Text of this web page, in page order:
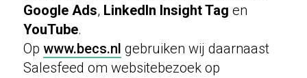
Google Ads, LinkedIn Insight Tag en
YouTube.
Op www.becs.nl gebruiken wij daarnaast
Salesfeed om websitebezoek op